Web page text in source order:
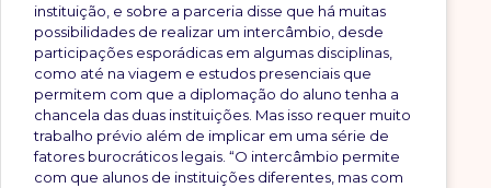
instituição, e sobre a parceria disse que há muitas
possibilidades de realizar um intercâmbio, desde
participações esporádicas em algumas disciplinas,
como até na viagem e estudos presenciais que
permitem com que a diplomação do aluno tenha a
chancela das duas instituições. Mas isso requer muito
trabalho prévio além de implicar em uma série de
fatores burocráticos legais. “O intercâmbio permite
com que alunos de instituições diferentes, mas com